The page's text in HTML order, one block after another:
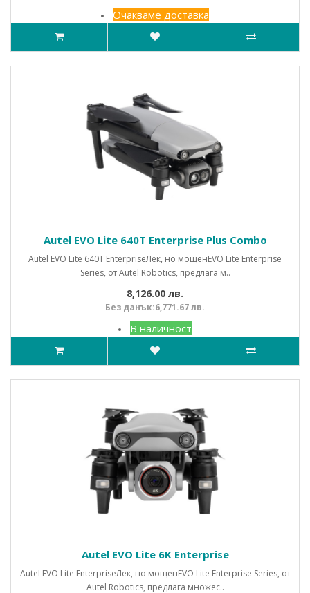
Очакваме доставка
Autel EVO Lite 640T Enterprise Plus Combo
Autel EVO Lite 640T EnterpriseЛек, но мощенEVO Lite Enterprise
Series, от Autel Robotics, предлага м..
8,126.00 лв.
Без данък:6,771.67 лв.
В наличност
Autel EVO Lite 6K Enterprise
Autel EVO Lite EnterpriseЛек, но мощенEVO Lite Enterprise Series, от
Autel Robotics, предлага множес..